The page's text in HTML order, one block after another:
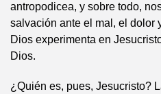
antropodicea, y sobre todo,
salvación ante el mal, el dolor
Dios experimenta en
Dios.
¿Quién es, pues, Jesucristo?